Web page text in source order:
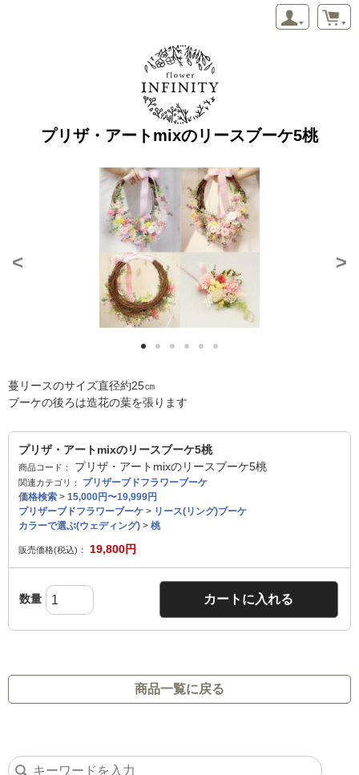
プリザ・アートmixのリースブーケ5桃
< >
蔓リースのサイズ直径約25㎝
ブーケの後ろは造花の葉を張ります
プリザ・アートmixのリースブーケ5桃
商品コード： プリザ・アートmixのリースブーケ5桃
関連カテゴリ：
プリザーブドフラワーブーケ
価格検索 > 15,000円〜19,999円
プリザーブドフラワーブーケ > リース(リング)ブーケ
カラーで選ぶ(ウェディング) > 桃
販売価格(税込)： 19,800円
数量 カートに入れる
商品一覧に戻る